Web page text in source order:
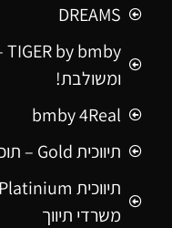
DREAMS
ומשולבת!
bmby 4Real
תיווכית Gold – תוכנה למתווכים
משרדי תיווך